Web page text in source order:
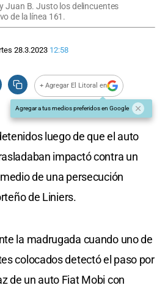
Juan B. Justo los delincuentes
de la línea 161.
28.3.2023 12:58
+ Agregar El Litoral en
Agregar a tus medios preferidos en Google
luego de que el auto
impactó contra un
de una persecución
de Liniers.
la madrugada cuando uno de
colocados detectó el paso por
de un auto Fiat Mobi con